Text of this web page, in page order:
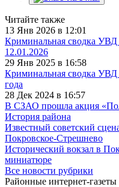
Читайте также
13 Янв 2026 в 12:01
Криминальная сводка
12.01.2026
29 Янв 2025 в 16:58
Криминальная сводка
года
28 Дек 2024 в 16:57
В СЗАО прошла акция
История района
Известный советский
Покровское-Стрешнево
Исторический вокзал в
миниатюре
Все новости рубрики
Районные интернет-